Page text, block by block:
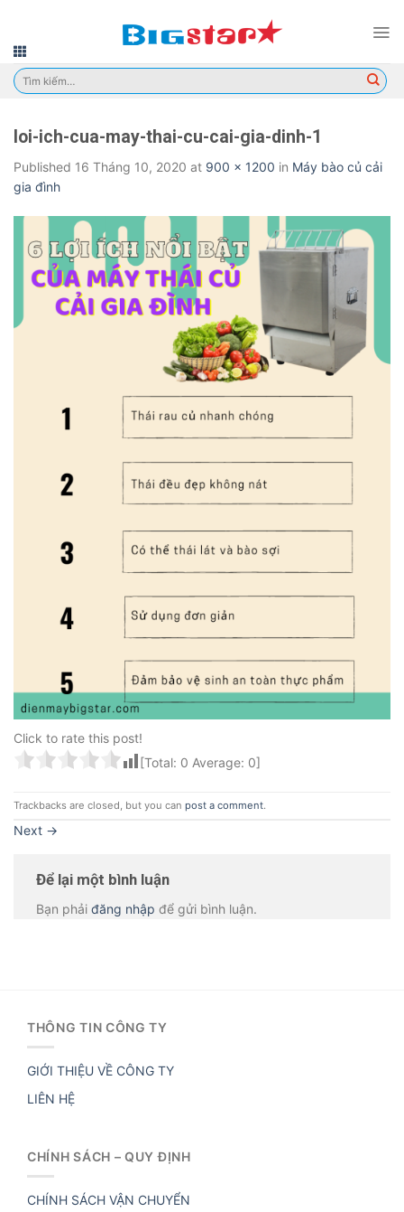
content
Tìm
kiếm:
loi-ich-cua-may-thai-cu-cai-gia-dinh-1
Published 16 Tháng 10, 2020 at 900 × 1200 in Máy bào củ cải
gia đình
Click to rate this post!
[Total: 0 Average: 0]
Trackbacks are closed, but you can post a comment.
Next →
Để lại một bình luận
Bạn phải đăng nhập để gửi bình luận.
THÔNG TIN CÔNG TY
GIỚI THIỆU VỀ CÔNG TY
LIÊN HỆ
CHÍNH SÁCH – QUY ĐỊNH
CHÍNH SÁCH VẬN CHUYỂN